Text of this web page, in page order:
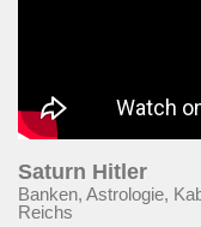
Saturn Hitler
Banken, Astrologie,
Reichs